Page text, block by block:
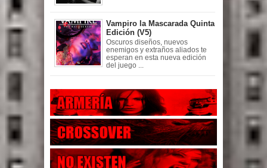
Vampiro la Mascarada Quinta
Edición (V5)
Oscuros diseños, nuevos
enemigos y extraños aliados te
esperan en esta nueva edición
del juego ...